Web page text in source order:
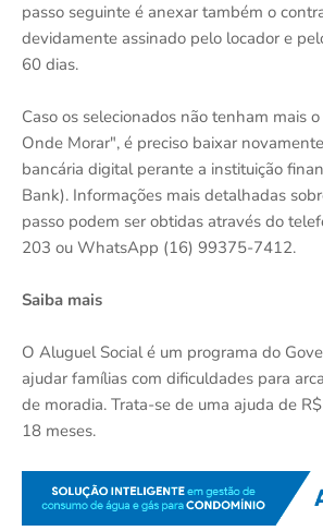
passo seguinte é anexar também o
devidamente assinado pelo locador e
60 dias.
Caso os selecionados não tenham mais
Onde Morar", é preciso baixar
bancária digital perante a instituição
Bank). Informações mais detalhadas
passo podem ser obtidas através do
203 ou WhatsApp (16) 99375-7412.
Saiba mais
O Aluguel Social é um programa do
ajudar famílias com dificuldades para
de moradia. Trata-se de uma ajuda de
18 meses.